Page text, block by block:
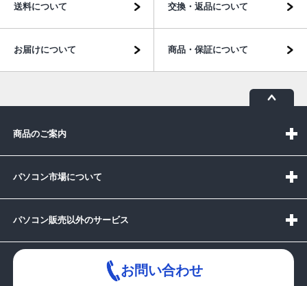
送料について 交換・返品について
お届けについて 商品・保証について
商品のご案内
パソコン市場について
パソコン販売以外のサービス
お問い合わせ